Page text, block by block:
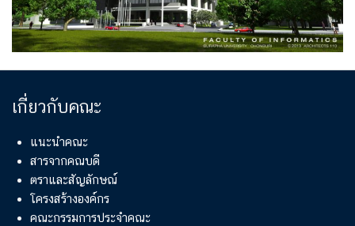
เกี่ยวกับคณะ
แนะนำคณะ
สารจากคณบดี
ตราและสัญลักษณ์
โครงสร้างองค์กร
คณะกรรมการประจำคณะ